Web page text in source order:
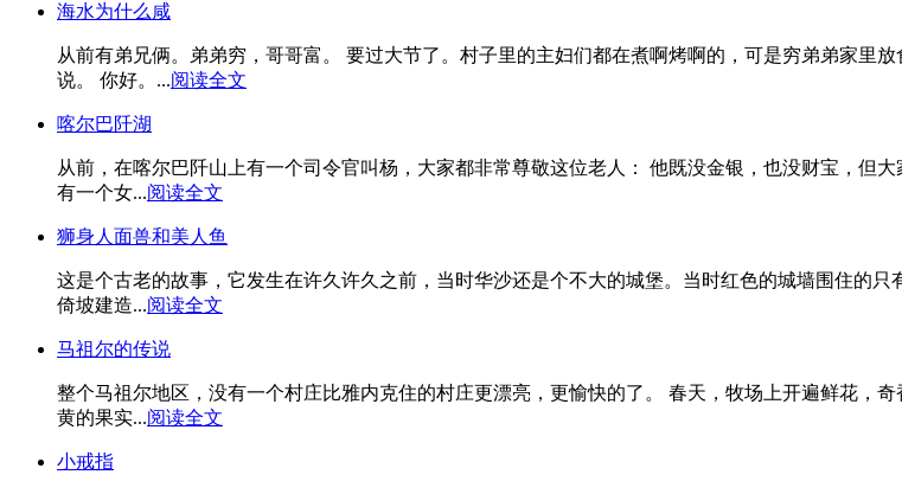
海水为什么咸
从前有弟兄俩。弟弟穷，哥哥富。 要过大节了。村子里的主妇们都在煮啊烤啊的，可是穷弟弟家里
说。 你好。...阅读全文
喀尔巴阡湖
从前，在喀尔巴阡山上有一个司令官叫杨，大家都非常尊敬这位老人： 他既没金银，也没财宝，但
有一个女...阅读全文
狮身人面兽和美人鱼
这是个古老的故事，它发生在许久许久之前，当时华沙还是个不大的城堡。当时红色的城墙围住的
倚坡建造...阅读全文
马祖尔的传说
整个马祖尔地区，没有一个村庄比雅内克住的村庄更漂亮，更愉快的了。 春天，牧场上开遍鲜花，
黄的果实...阅读全文
小戒指